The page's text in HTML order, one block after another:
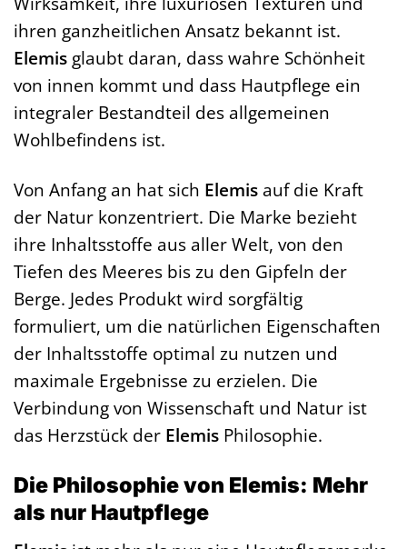
ihren ganzheitlichen Ansatz bekannt ist.
Elemis glaubt daran, dass wahre Schönheit
von innen kommt und dass Hautpflege ein
integraler Bestandteil des allgemeinen
Wohlbefindens ist.
Von Anfang an hat sich Elemis auf die Kraft
der Natur konzentriert. Die Marke bezieht
ihre Inhaltsstoffe aus aller Welt, von den
Tiefen des Meeres bis zu den Gipfeln der
Berge. Jedes Produkt wird sorgfältig
formuliert, um die natürlichen Eigenschaften
der Inhaltsstoffe optimal zu nutzen und
maximale Ergebnisse zu erzielen. Die
Verbindung von Wissenschaft und Natur ist
das Herzstück der Elemis Philosophie.
Die Philosophie von Elemis: Mehr
als nur Hautpflege